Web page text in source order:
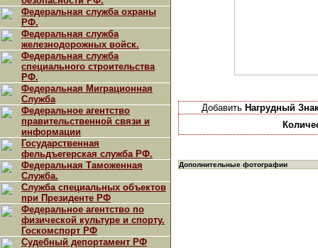
Федеральная служба охраны
РФ.
Федеральная служба
железнодорожных войск.
Федеральная служба
специального строительства
РФ.
Федеральная Миграционная
Служба
Федеральное агентство
правительственной связи и
информации
Государственная
фельдъегерская служба РФ.
Федеральная Таможенная
Служба.
Служба специальных объектов
при Президенте РФ
Федеральное агентство по
физической культуре и спорту.
Госкомспорт РФ
Судебный депортамент РФ
Добавить Нагрудный
Дополнительные фотографии